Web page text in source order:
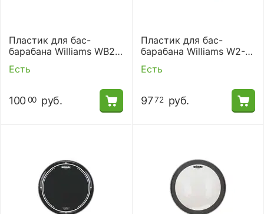
Пластик для бас-
барабана Williams WB2-
Есть
100 00 руб.
Пластик для бас-
барабана Williams W2-
Есть
9772 руб.